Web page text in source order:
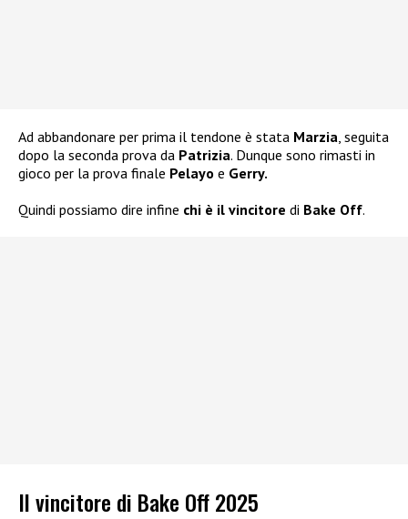
Ad abbandonare per prima il tendone è stata Marzia, seguita
dopo la seconda prova da Patrizia. Dunque sono rimasti in
gioco per la prova finale Pelayo e Gerry.
Quindi possiamo dire infine chi è il vincitore di Bake Off.
Il vincitore di Bake Off 2025